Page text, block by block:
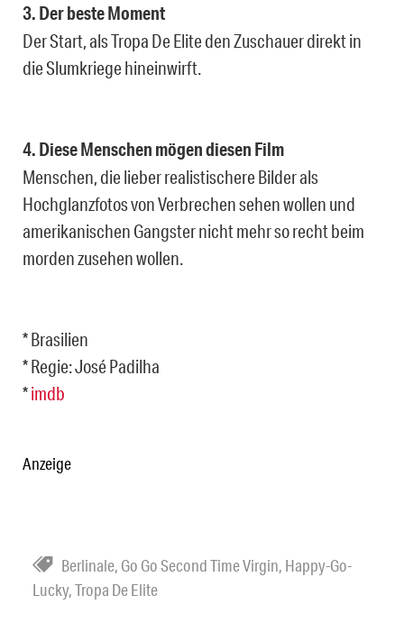
3. Der beste Moment
Der Start, als Tropa De Elite den Zuschauer direkt in
die Slumkriege hineinwirft.
4. Diese Menschen mögen diesen Film
Menschen, die lieber realistischere Bilder als
Hochglanzfotos von Verbrechen sehen wollen und
amerikanischen Gangster nicht mehr so recht beim
morden zusehen wollen.
* Brasilien
* Regie: José Padilha
*imdb
Anzeige
Berlinale, Go Go Second Time Virgin, Happy-Go-
Lucky,Tropa De Elite